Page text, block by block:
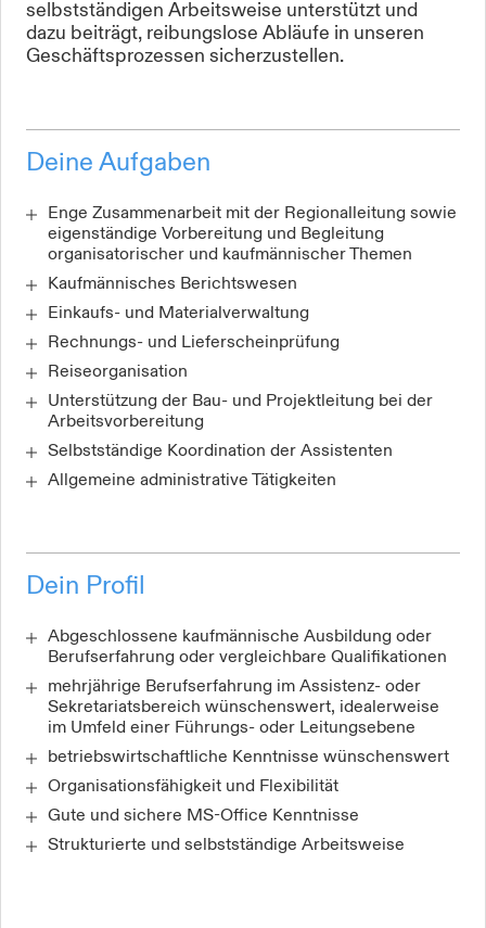
selbstständigen Arbeitsweise unterstützt und
dazu beiträgt, reibungslose Abläufe in unseren
Geschäftsprozessen sicherzustellen.
Deine Aufgaben
Enge Zusammenarbeit mit der Regionalleitung sowie
eigenständige Vorbereitung und Begleitung
organisatorischer und kaufmännischer Themen
Kaufmännisches Berichtswesen
Einkaufs- und Materialverwaltung
Rechnungs- und Lieferscheinprüfung
Reiseorganisation
Unterstützung der Bau- und Projektleitung bei der
Arbeitsvorbereitung
Selbstständige Koordination der Assistenten
Allgemeine administrative Tätigkeiten
Dein Profil
Abgeschlossene kaufmännische Ausbildung oder
Berufserfahrung oder vergleichbare Qualifikationen
mehrjährige Berufserfahrung im Assistenz- oder
Sekretariatsbereich wünschenswert, idealerweise
im Umfeld einer Führungs- oder Leitungsebene
betriebswirtschaftliche Kenntnisse wünschenswert
Organisationsfähigkeit und Flexibilität
Gute und sichere MS-Office Kenntnisse
Strukturierte und selbstständige Arbeitsweise